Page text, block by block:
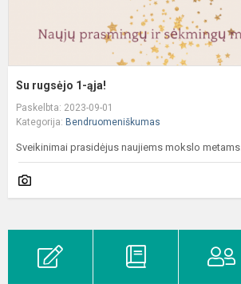
Su rugsėjo 1-ąja!
Paskelbta: 2023-09-01
Kategorija: Bendruomeniškumas
Sveikinimai prasidėjus naujiems mokslo metams.